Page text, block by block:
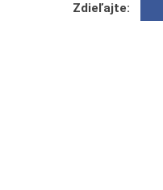
Zdieľajte: